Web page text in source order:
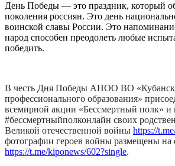
День Победы — это праздник, который
поколения россиян. Это день
воинской славы России. Это
народ способен преодолеть любые
победить.
В честь Дня Победы АНОО ВО
профессионального образования»
всемирной акции «Бессмертный полк» и
#бессмертныйполконлайн своих
Великой отечественной войны https://
фотографии героев войны размещены на
https://t.me/kiponews/602?single.